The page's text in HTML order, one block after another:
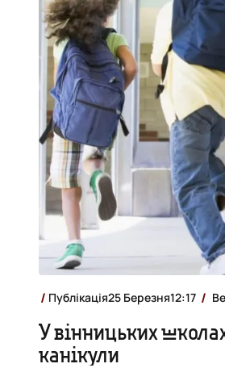
Публікація25 Березня12:17
У вінницьких
канікули